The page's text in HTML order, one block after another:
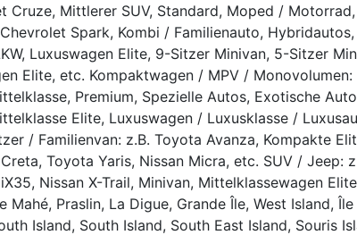
Cruze, Mittlerer SUV, Standard, Moped /
Spark, Kombi / Familienauto,
Luxuswagen Elite, 9-Sitzer Minivan, 5-Sitzer
Elite, etc. Kompaktwagen / MPV /
Premium, Spezielle Autos, Exotische
Elite, Luxuswagen / Luxusklasse /
/ Familienvan: z.B. Toyota Avanza, Kompakte
Toyota Yaris, Nissan Micra, etc. SUV / Jeep:
Nissan X-Trail, Minivan, Mittelklassewagen
Mahé, Praslin, La Digue, Grande Île, West Island,
Island, South Island, South East Island, Souris